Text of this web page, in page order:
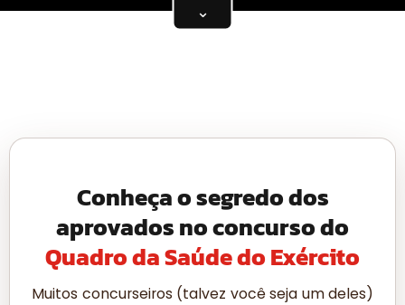
⌄
Conheça o segredo dos
aprovados no concurso do
Quadro da Saúde do Exército
Muitos concurseiros (talvez você seja um deles)